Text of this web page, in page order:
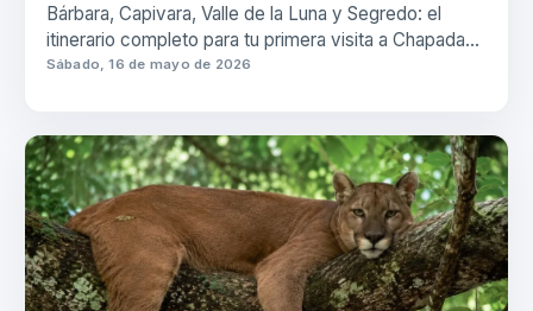
Bárbara, Capivara, Valle de la Luna y Segredo: el
itinerario completo para tu primera visita a Chapada
dos Veadeiros.
Sábado, 16 de mayo de 2026